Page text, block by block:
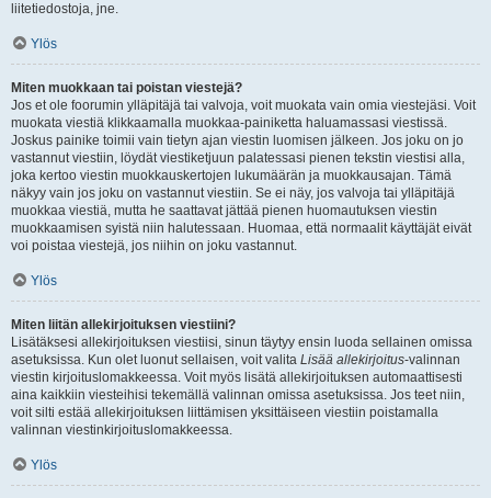
liitetiedostoja, jne.
Ylös
Miten muokkaan tai poistan viestejä?
Jos et ole foorumin ylläpitäjä tai valvoja, voit muokata vain omia viestejäsi. Voit
muokata viestiä klikkaamalla muokkaa-painiketta haluamassasi viestissä.
Joskus painike toimii vain tietyn ajan viestin luomisen jälkeen. Jos joku on jo
vastannut viestiin, löydät viestiketjuun palatessasi pienen tekstin viestisi alla,
joka kertoo viestin muokkauskertojen lukumäärän ja muokkausajan. Tämä
näkyy vain jos joku on vastannut viestiin. Se ei näy, jos valvoja tai ylläpitäjä
muokkaa viestiä, mutta he saattavat jättää pienen huomautuksen viestin
muokkaamisen syistä niin halutessaan. Huomaa, että normaalit käyttäjät eivät
voi poistaa viestejä, jos niihin on joku vastannut.
Ylös
Miten liitän allekirjoituksen viestiini?
Lisätäksesi allekirjoituksen viestiisi, sinun täytyy ensin luoda sellainen omissa
asetuksissa. Kun olet luonut sellaisen, voit valita Lisää allekirjoitus-valinnan
viestin kirjoituslomakkeessa. Voit myös lisätä allekirjoituksen automaattisesti
aina kaikkiin viesteihisi tekemällä valinnan omissa asetuksissa. Jos teet niin,
voit silti estää allekirjoituksen liittämisen yksittäiseen viestiin poistamalla
valinnan viestinkirjoituslomakkeessa.
Ylös